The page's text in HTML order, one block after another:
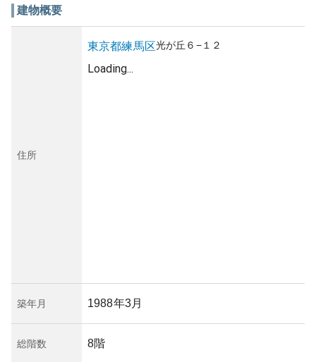
建物概要
住所
東京都練馬区光が丘 ６−１２
Loading...
築年月 1988年3月
総階数 8階